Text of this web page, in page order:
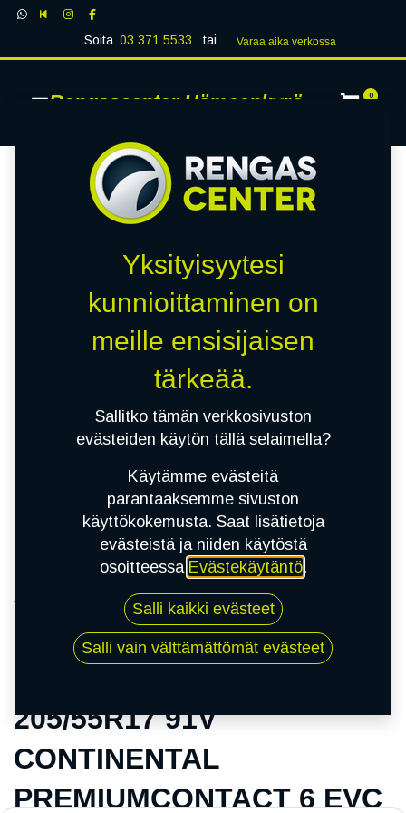
Soita 03 371 5533 tai Varaa aika verk​​​​ossa
Rengascenter Hämeenkyrö 0
205/55R17 91V CONTINENTAL
PREMIUMCONTACT 6 EVC
205/55R17 91V
CONTINENTAL
PREMIUMCONTACT 6 EVC
Yksityisyytesi
kunnioittaminen on
meille ensisijaisen
tärkeää.
Sallitko tämän verkkosivuston
evästeiden käytön tällä selaimella?
Käytämme evästeitä
parantaaksemme sivuston
käyttökokemusta. Saat lisätietoja
evästeistä ja niiden käytöstä
osoitteessa Evästekäytäntö.
Salli kaikki evästeet
Salli vain välttämättömät evästeet